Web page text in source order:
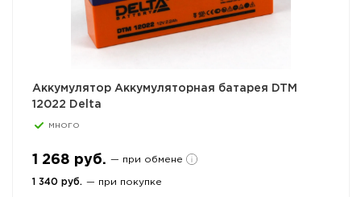
Аккумулятор Аккумуляторная батарея DTM
12022 Delta
много
1 268 руб. — при обмене
1 340 руб. — при покупке